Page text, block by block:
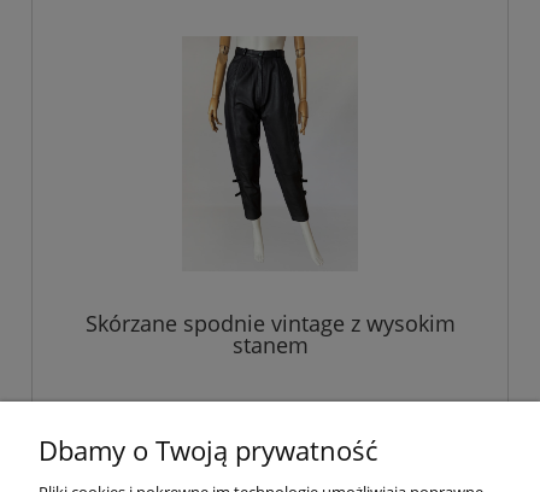
Skórzane spodnie vintage z wysokim
stanem
289,00 zł
Dbamy o Twoją prywatność